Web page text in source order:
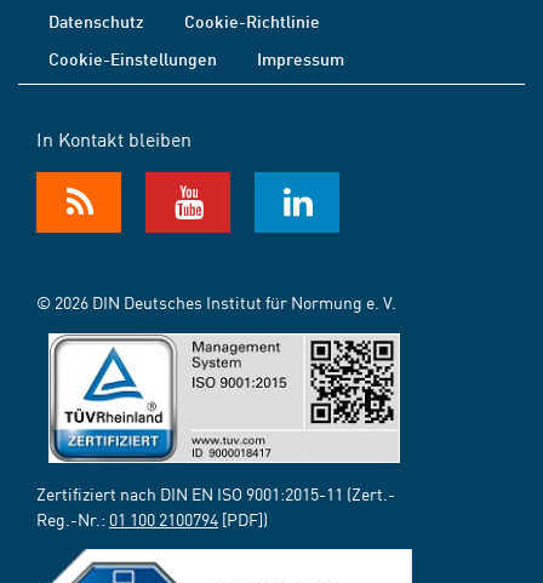
Datenschutz
Cookie-Richtlinie
Cookie-Einstellungen
Impressum
In Kontakt bleiben
© 2026 DIN Deutsches Institut für Normung e. V.
Zertifiziert nach DIN EN ISO 9001:2015-11 (Zert.-
Reg.-Nr.: 01 100 2100794 [PDF])